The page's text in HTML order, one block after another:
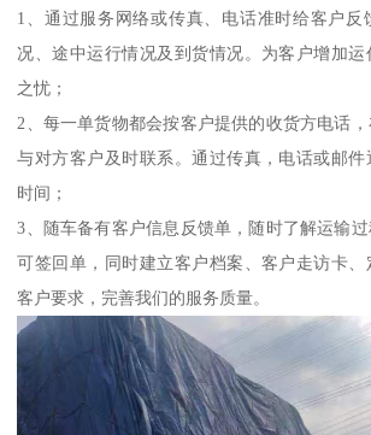
1、通过服务网络或传真、电话准时给客户反
况、途中运行情况及到货情况。为客户增加
之忧；
2、每一单货物都会按客户提供的收货方电话
与对方客户及时联系。通过传真，电话或邮
时间；
3、随车备有客户信息反馈单，随时了解运输过
可签回单，同时建立客户档案、客户走访卡
客户要求，完善我们的服务质量。